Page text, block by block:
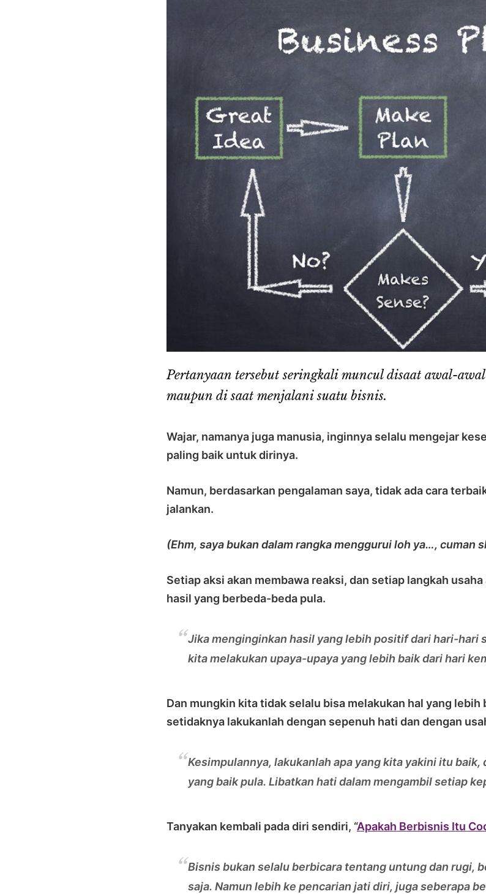
Pertanyaan tersebut seringkali muncul disaat awal-
maupun di saat menjalani suatu bisnis.
Wajar, namanya juga manusia, inginnya selalu mengejar
paling baik untuk dirinya.
Namun, berdasarkan pengalaman saya, tidak ada cara
jalankan.
(Ehm, saya bukan dalam rangka menggurui loh ya…, cuman
Setiap aksi akan membawa reaksi, dan setiap langkah
hasil yang berbeda-beda pula.
Jika menginginkan hasil yang lebih positif dari hari-hari
kita melakukan upaya-upaya yang lebih baik dari hari
Dan mungkin kita tidak selalu bisa melakukan hal yang lebih
setidaknya lakukanlah dengan sepenuh hati dan dengan
Kesimpulannya, lakukanlah apa yang kita yakini itu
yang baik pula. Libatkan hati dalam mengambil setiap
Tanyakan kembali pada diri sendiri, “Apakah Berbisnis Itu
Bisnis bukan selalu berbicara tentang untung dan rugi,
saja. Namun lebih ke pencarian jati diri, juga seberapa